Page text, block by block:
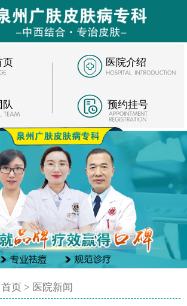
页 医院介绍
队 预约挂号
首页 > 医院新闻